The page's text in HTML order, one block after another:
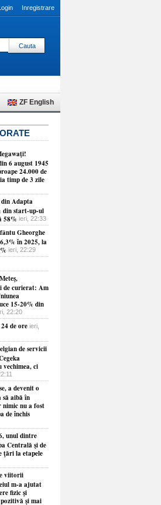
Inregistrare
ZF English
6 august 1945
24.000 de
timp de 3 zile
Adapta
din start-up-ul
58% ieri, 22:33
Gheorghe
în 2025, la
ieri, 22:29
de curierat: Am
15-20% din
22:20
de ore ieri,
de servicii
vechimea, ci
a devenit o
să aibă în
nimic nu a fost
de închis
unul dintre
Centrală şi de
ţări la etapele
viitorii
m-a ajutat
fizic şi
şi mai